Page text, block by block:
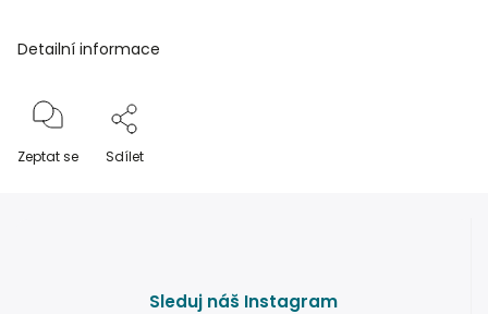
Detailní informace
Zeptat se Sdílet
Sleduj náš Instagram